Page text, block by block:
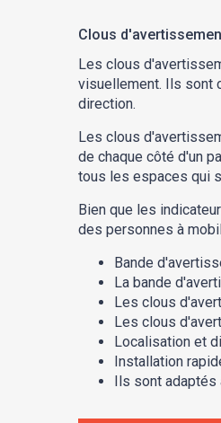
Clous
Les clous
visuellement. Ils sont
direction.
Les clous
de chaque côté d'un
tous les espaces qui
Bien que les
des personnes à
Bande
La bande
Les clous
Les clous
Localisation et
Installation
Ils sont adaptés